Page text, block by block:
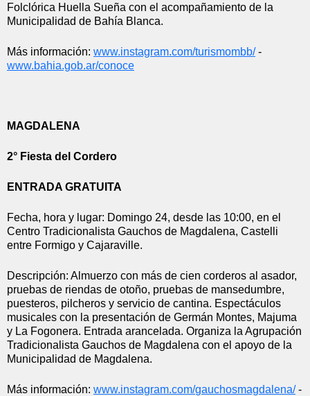
Folclórica Huella Sueña con el acompañamiento de la
Municipalidad de Bahía Blanca.
Más información: www.instagram.com/turismombb/
www.bahia.gob.ar/conoce
MAGDALENA
2° Fiesta del Cordero
ENTRADA GRATUITA
Fecha, hora y lugar: Domingo 24, desde las 10:00, en el
Centro Tradicionalista Gauchos de Magdalena, Castelli
entre Formigo y Cajaraville.
Descripción: Almuerzo con más de cien corderos al asador,
pruebas de riendas de otoño, pruebas de mansedumbre,
puesteros, pilcheros y servicio de cantina. Espectáculos
musicales con la presentación de Germán Montes, Majuma
y La Fogonera. Entrada arancelada. Organiza la Agrupación
Tradicionalista Gauchos de Magdalena con el apoyo de la
Municipalidad de Magdalena.
Más información: www.instagram.com/gauchosmagdalena/